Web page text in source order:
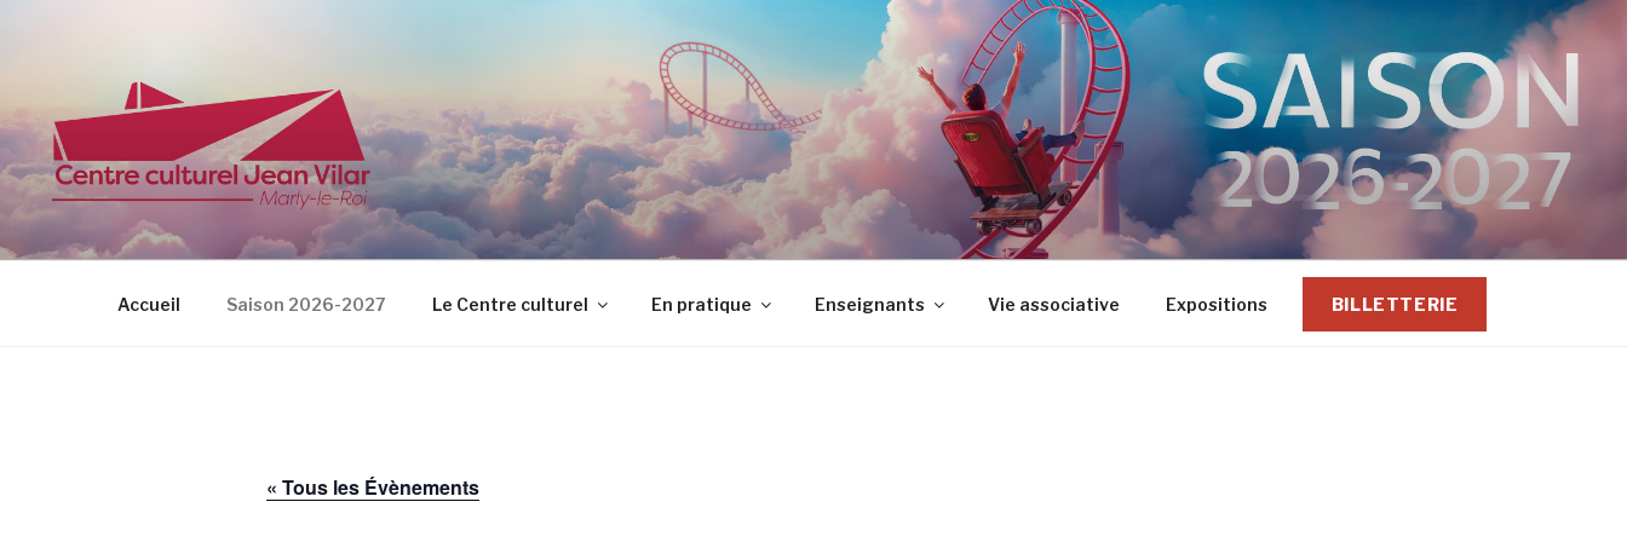
CENTRE CULTUREL JEAN VILAR
Accueil Saison 2026-2027 Le Centre culturel En pratique Enseignants Vie associative Expositions BILLETTERIE
« Tous les Évènements